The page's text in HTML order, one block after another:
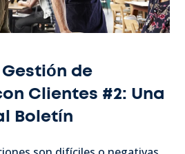
de
Clientes #2: Una
Boletín